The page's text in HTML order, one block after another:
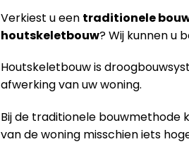
Verkiest u een traditionele
houtskeletbouw? Wij kunnen u
Houtskeletbouw is
afwerking van uw woning.
Bij de traditionele bouwmethode
van de woning misschien iets